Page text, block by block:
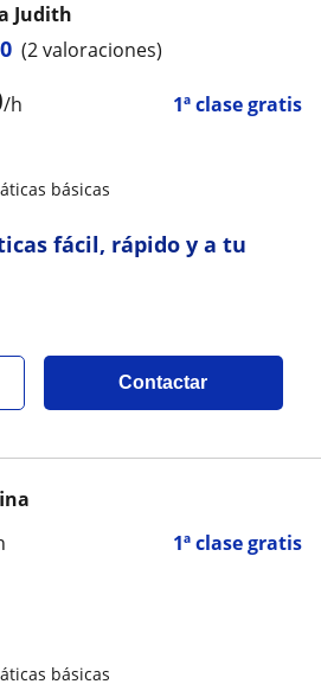
/h 1ª clase gratis
Judith
(2 valoraciones)
básicas
fácil, rápido y a tu
Contactar
1ª clase gratis
básicas